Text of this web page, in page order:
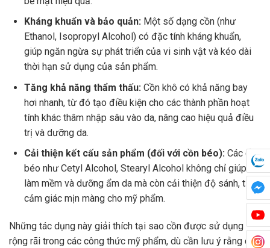
Kháng khuẩn và bảo quản: Một số dạng cồn (như
Ethanol, Isopropyl Alcohol) có đặc tính kháng khuẩn,
giúp ngăn ngừa sự phát triển của vi sinh vật và kéo dài
thời hạn sử dụng của sản phẩm.
Tăng khả năng thẩm thấu: Cồn khô có khả năng bay
hơi nhanh, từ đó tạo điều kiện cho các thành phần hoạt
tính khác thâm nhập sâu vào da, nâng cao hiệu quả điều
trị và dưỡng da.
Cải thiện kết cấu sản phẩm (đối với cồn béo): Các cồn
béo như Cetyl Alcohol, Stearyl Alcohol không chỉ giúp
làm mềm và dưỡng ẩm da mà còn cải thiện độ sánh, tạo
cảm giác mịn màng cho mỹ phẩm.
Những tác dụng này giải thích tại sao cồn được sử dụng
rộng rãi trong các công thức mỹ phẩm, dù cần lưu ý rằng các